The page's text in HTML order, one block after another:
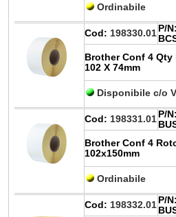
Ordinabile
Cod: 198330.01 P/
Brother Conf 4
102 X 74mm
Disponibile c/o
Cod: 198331.01 P/
Brother Conf 4
102x150mm
Ordinabile
Cod: 198332.01 P/